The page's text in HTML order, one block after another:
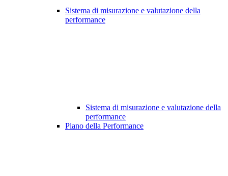
Sistema di misurazione e valutazione della
performance
Sistema di misurazione e valutazione della
performance
Piano della Performance